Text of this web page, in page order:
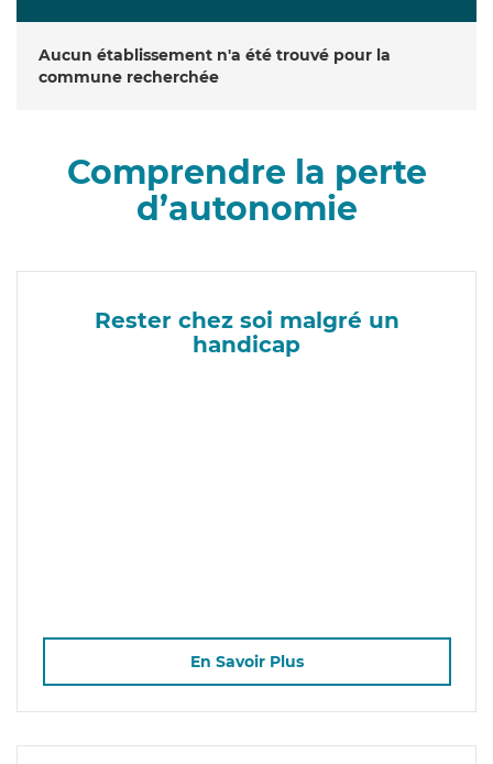
Aucun établissement n'a été trouvé pour la
commune recherchée
Comprendre la perte
d’autonomie
Rester chez soi malgré un
handicap
En Savoir Plus